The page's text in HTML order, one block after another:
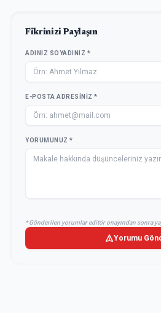
Fikrinizi Paylaşın
ADINIZ SOYADINIZ *
E-POSTA ADRESINIZ *
YORUMUNUZ *
* Gönderilen yorumlar editör onayından sonra
Yorumu